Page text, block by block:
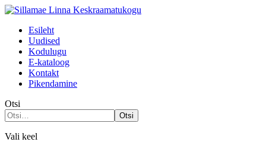
Esileht
Uudised
Kodulugu
Е-kataloog
Kontakt
Pikendamine
Otsi
Otsi
Vali keel